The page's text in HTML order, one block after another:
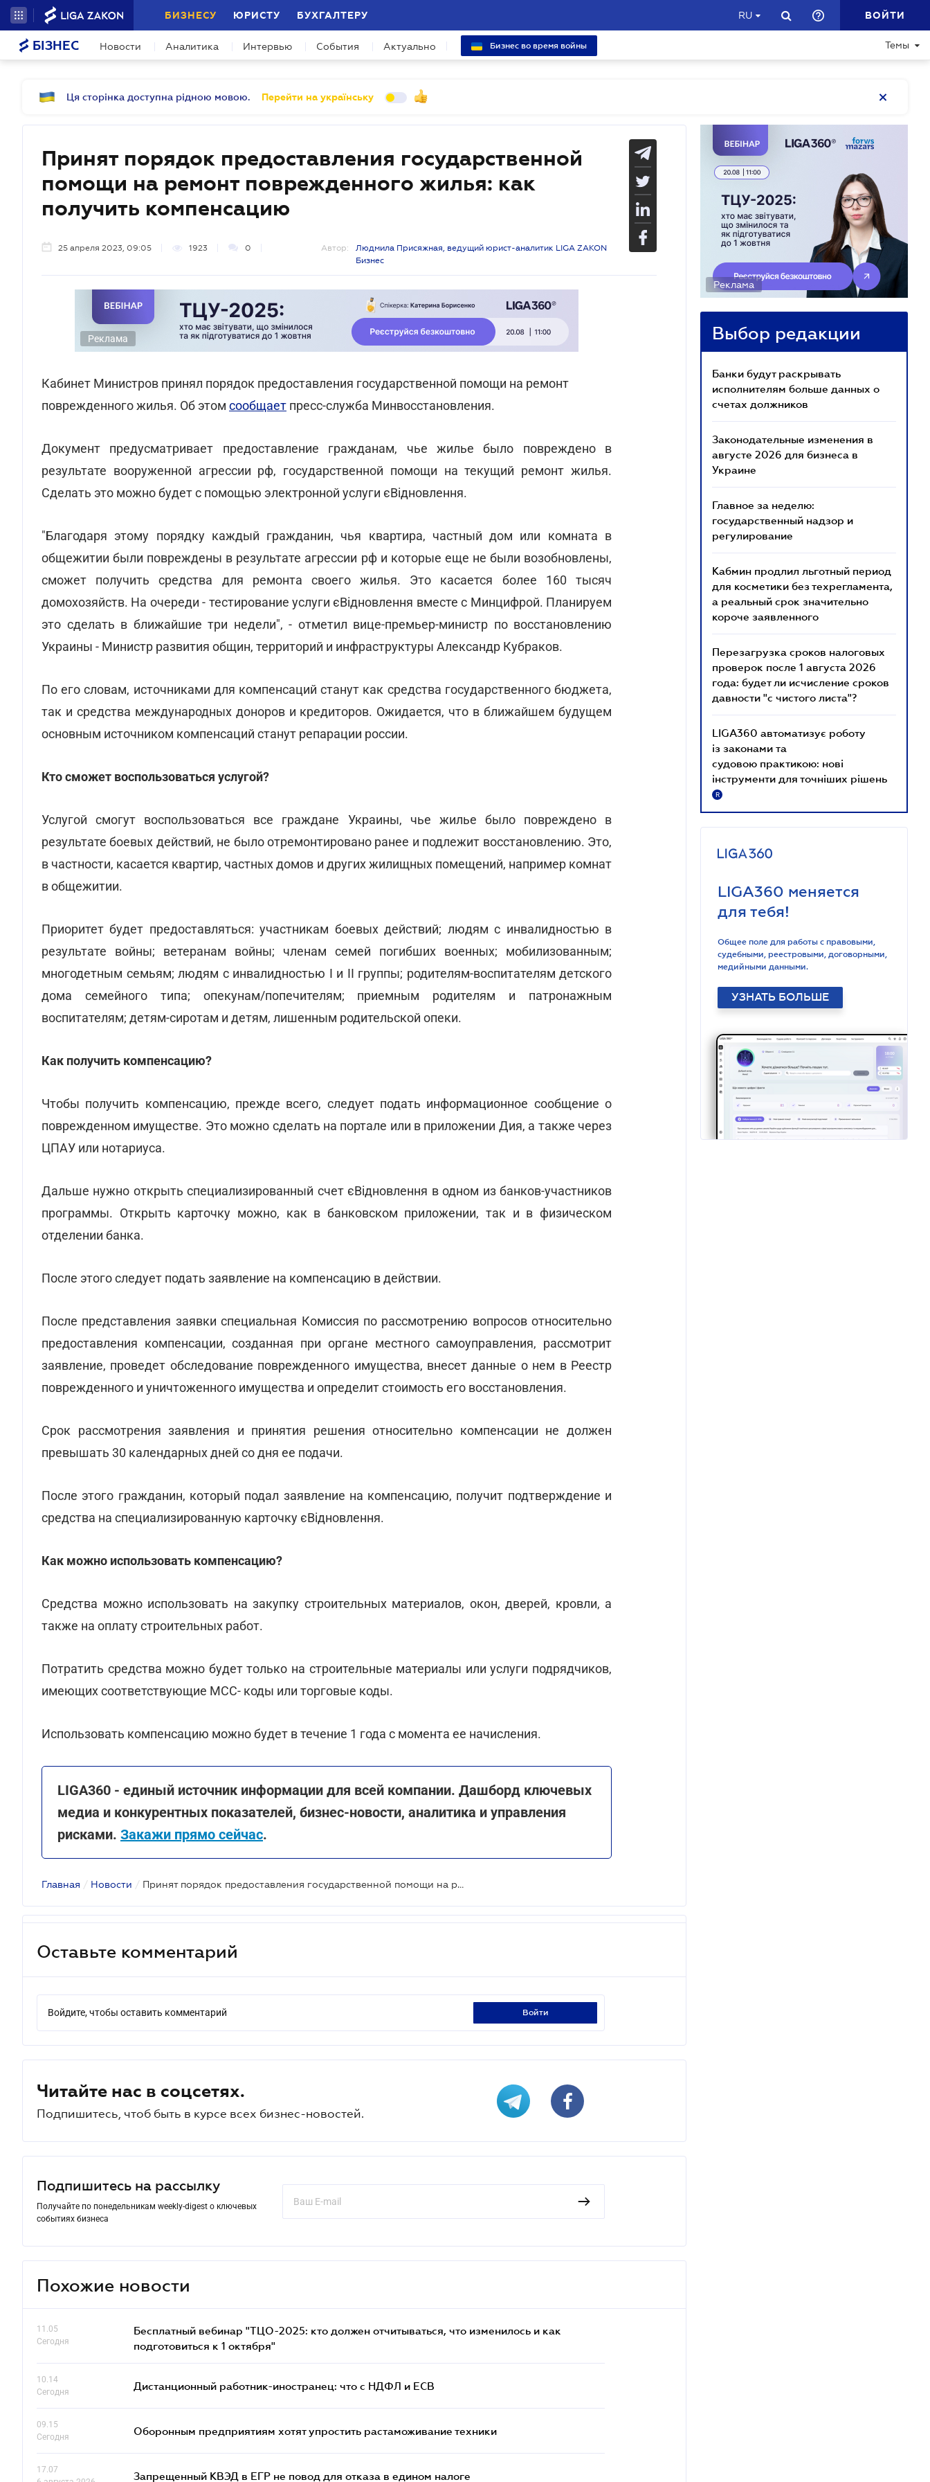
БИЗНЕСУ ЮРИСТУ БУХГАЛТЕРУ RU ВОЙТИ
БІЗНЕС Новости Аналитика Интервью События Актуально Бизнес во время войны Темы
Ця сторінка доступна рідною мовою. Перейти на українську
Принят порядок предоставления государственной
помощи на ремонт поврежденного жилья: как
получить компенсацию
25 апреля 2023, 09:05 1923 0 Автор:
Людмила Присяжная, ведущий юрист-аналитик LIGA ZAKON
Бизнес
Реклама
Кабинет Министров принял порядок предоставления государственной помощи на ремонт
поврежденного жилья. Об этом сообщает пресс-служба Минвосстановления.
Документ предусматривает предоставление гражданам, чье жилье было повреждено в
результате вооруженной агрессии рф, государственной помощи на текущий ремонт жилья.
Сделать это можно будет с помощью электронной услуги єВідновлення.
"Благодаря этому порядку каждый гражданин, чья квартира, частный дом или комната в
общежитии были повреждены в результате агрессии рф и которые еще не были возобновлены,
сможет получить средства для ремонта своего жилья. Это касается более 160 тысяч
домохозяйств. На очереди - тестирование услуги єВідновлення вместе с Минцифрой. Планируем
это сделать в ближайшие три недели", - отметил вице-премьер-министр по восстановлению
Украины - Министр развития общин, территорий и инфраструктуры Александр Кубраков.
По его словам, источниками для компенсаций станут как средства государственного бюджета,
так и средства международных доноров и кредиторов. Ожидается, что в ближайшем будущем
основным источником компенсаций станут репарации россии.
Кто сможет воспользоваться услугой?
Услугой смогут воспользоваться все граждане Украины, чье жилье было повреждено в
результате боевых действий, не было отремонтировано ранее и подлежит восстановлению. Это,
в частности, касается квартир, частных домов и других жилищных помещений, например комнат
в общежитии.
Приоритет будет предоставляться: участникам боевых действий; людям с инвалидностью в
результате войны; ветеранам войны; членам семей погибших военных; мобилизованным;
многодетным семьям; людям с инвалидностью I и ІІ группы; родителям-воспитателям детского
дома семейного типа; опекунам/попечителям; приемным родителям и патронажным
воспитателям; детям-сиротам и детям, лишенным родительской опеки.
Как получить компенсацию?
Чтобы получить компенсацию, прежде всего, следует подать информационное сообщение о
поврежденном имуществе. Это можно сделать на портале или в приложении Дия, а также через
ЦПАУ или нотариуса.
Дальше нужно открыть специализированный счет єВідновлення в одном из банков-участников
программы. Открыть карточку можно, как в банковском приложении, так и в физическом
отделении банка.
После этого следует подать заявление на компенсацию в действии.
После представления заявки специальная Комиссия по рассмотрению вопросов относительно
предоставления компенсации, созданная при органе местного самоуправления, рассмотрит
заявление, проведет обследование поврежденного имущества, внесет данные о нем в Реестр
поврежденного и уничтоженного имущества и определит стоимость его восстановления.
Срок рассмотрения заявления и принятия решения относительно компенсации не должен
превышать 30 календарных дней со дня ее подачи.
После этого гражданин, который подал заявление на компенсацию, получит подтверждение и
средства на специализированную карточку єВідновлення.
Как можно использовать компенсацию?
Средства можно использовать на закупку строительных материалов, окон, дверей, кровли, а
также на оплату строительных работ.
Потратить средства можно будет только на строительные материалы или услуги подрядчиков,
имеющих соответствующие MCC- коды или торговые коды.
Использовать компенсацию можно будет в течение 1 года с момента ее начисления.
LIGA360 - единый источник информации для всей компании. Дашборд ключевых
медиа и конкурентных показателей, бизнес-новости, аналитика и управления
рисками. Закажи прямо сейчас.
Главная / Новости / Принят порядок предоставления государственной помощи на ремонт поврежденного жилья: как получить компенсацию
Оставьте комментарий
Войдите, чтобы оставить комментарий войти
Читайте нас в соцсетях.
Подпишитесь, чтоб быть в курсе всех бизнес-новостей.
Подпишитесь на рассылку
Получайте по понедельникам weekly-digest о ключевых
событиях бизнеса
Похожие новости
11.05
Сегодня
Бесплатный вебинар "ТЦО-2025: кто должен отчитываться, что изменилось и как
подготовиться к 1 октября"
10.14
Сегодня
Дистанционный работник-иностранец: что с НДФЛ и ЕСВ
09.15
Сегодня
Оборонным предприятиям хотят упростить растаможивание техники
17.07
Запрещенный КВЭД в ЕГР не повод для отказа в едином налоге
Реклама
Выбор редакции
Банки будут раскрывать
исполнителям больше данных о
счетах должников
Законодательные изменения в
августе 2026 для бизнеса в
Украине
Главное за неделю:
государственный надзор и
регулирование
Кабмин продлил льготный период
для косметики без техрегламента,
а реальный срок значительно
короче заявленного
Перезагрузка сроков налоговых
проверок после 1 августа 2026
года: будет ли исчисление сроков
давности "с чистого листа"?
LIGA360 автоматизує роботу
із законами та
судовою практикою: нові
інструменти для точніших рішень
R
LIGA360 меняется
для тебя!
Общее поле для работы с правовыми,
судебными, реестровыми, договорными,
медийными данными.
УЗНАТЬ БОЛЬШЕ